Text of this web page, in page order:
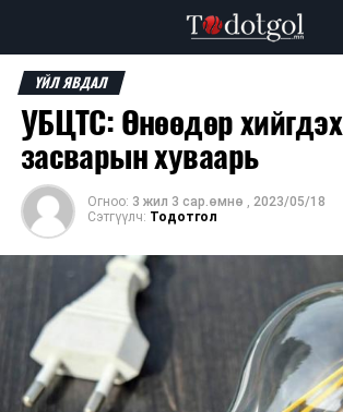
ҮЙЛ ЯВДАЛ
УБЦТС: Өнөөдөр хийгдэх
засварын хуваарь
Огноо: 3 жил 3 сар.өмнө , 2023/05/18
Сэтгүүлч: Тодотгол